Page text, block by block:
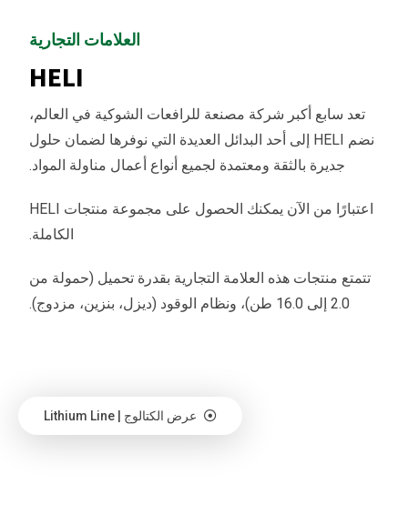
العلامات التجارية
HELI
تعد سابع أكبر شركة مصنعة للرافعات الشوكية في العالم،
نضم HELI إلى أحد البدائل العديدة التي نوفرها لضمان حلول
جديرة بالثقة ومعتمدة لجميع أنواع أعمال مناولة المواد.
اعتبارًا من الآن يمكنك الحصول على مجموعة منتجات HELI
الكاملة.
تتمتع منتجات هذه العلامة التجارية بقدرة تحميل (حمولة من
2.0 إلى 16.0 طن)، ونظام الوقود (ديزل، بنزين، مزدوج).
عرض الكتالوج | Lithium Line